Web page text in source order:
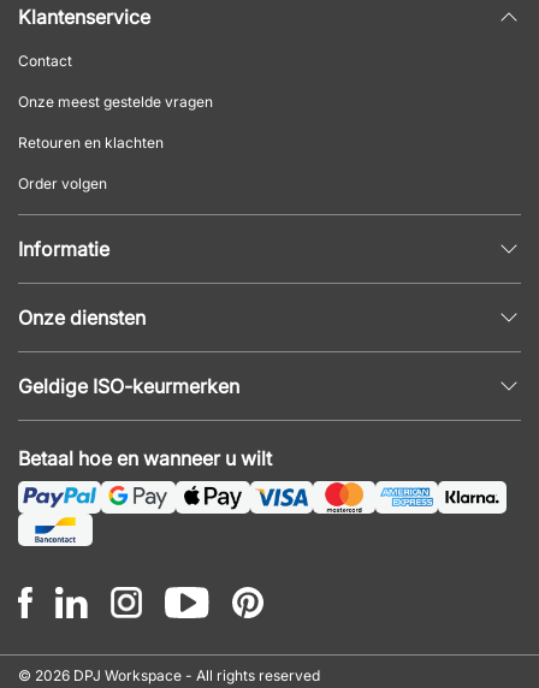
Klantenservice
Contact
Onze meest gestelde vragen
Retouren en klachten
Order volgen
Informatie
Populaire pagina's
Onze diensten
Kantoormeubilair offerte
Montage
Betaal hoe en wanneer u wilt
Geldige ISO-keurmerken
ISO 14001
ISO 45001
© 2026 DPJ Workspace - All rights reserved